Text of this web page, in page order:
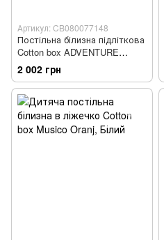
Артикул: CB080077148
Постільна білизна підліткова
Cotton box ADVENTURE
YESIL
2 002 грн